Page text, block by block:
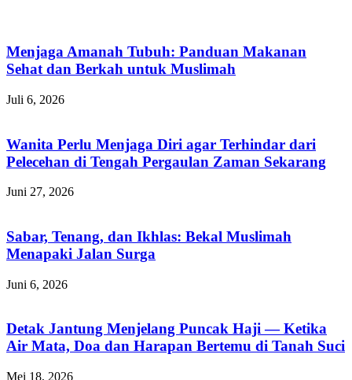
Menjaga Amanah Tubuh: Panduan Makanan
Sehat dan Berkah untuk Muslimah
Juli 6, 2026
Wanita Perlu Menjaga Diri agar Terhindar dari
Pelecehan di Tengah Pergaulan Zaman Sekarang
Juni 27, 2026
Sabar, Tenang, dan Ikhlas: Bekal Muslimah
Menapaki Jalan Surga
Juni 6, 2026
Detak Jantung Menjelang Puncak Haji — Ketika
Air Mata, Doa dan Harapan Bertemu di Tanah Suci
Mei 18, 2026